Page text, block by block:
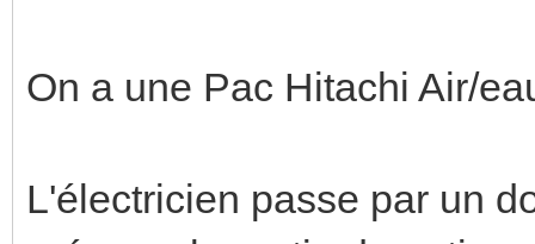
On a une Pac Hitachi Air/
L'électricien passe par un